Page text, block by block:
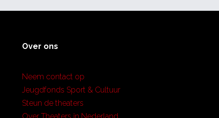
Over ons
Neem contact op
Jeugdfonds Sport & Cultuur
Steun de theaters